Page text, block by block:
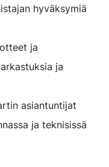
hyväksymiä
ja
ja
asiantuntijat
ja teknisissä